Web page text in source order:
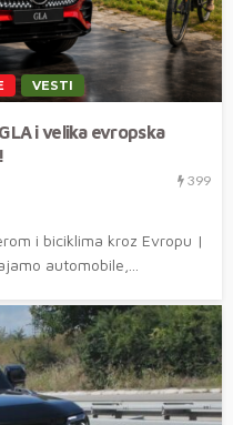
VESTI
i velika evropska
399
i biciklima kroz Evropu |
automobile,...